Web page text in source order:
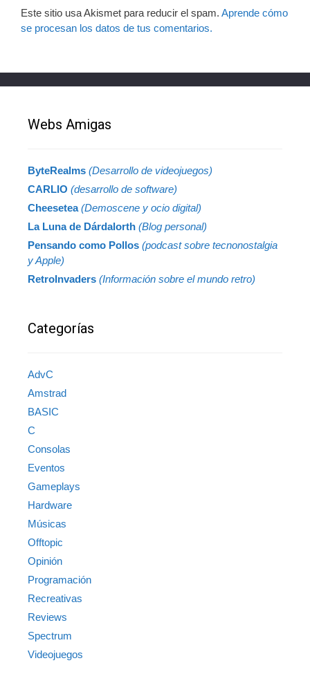
Este sitio usa Akismet para reducir el spam. Aprende cómo
se procesan los datos de tus comentarios.
Webs Amigas
ByteRealms (Desarrollo de videojuegos)
CARLIO (desarrollo de software)
Cheesetea(Demoscene y ocio digital)
La Luna de Dárdalorth (Blog personal)
Pensando como Pollos (podcast sobre tecnonostalgia
y Apple)
RetroInvaders (Información sobre el mundo retro)
Categorías
AdvC
Amstrad
BASIC
C
Consolas
Eventos
Gameplays
Hardware
Músicas
Offtopic
Opinión
Programación
Recreativas
Reviews
Spectrum
Videojuegos